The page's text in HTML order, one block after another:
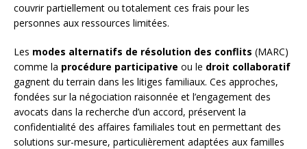
couvrir partiellement ou totalement ces frais pour les
personnes aux ressources limitées.
Les modes alternatifs de résolution des conflits (MARC)
comme la procédure participative ou le droit collaboratif
gagnent du terrain dans les litiges familiaux. Ces approches,
fondées sur la négociation raisonnée et l’engagement des
avocats dans la recherche d’un accord, préservent la
confidentialité des affaires familiales tout en permettant des
solutions sur-mesure, particulièrement adaptées aux familles